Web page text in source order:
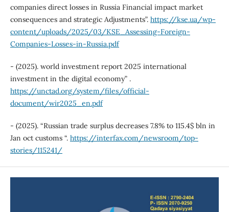
companies direct losses in Russia Financial impact market
consequences and strategic Adjustments”. https://kse.ua/wp-
content/uploads/2025/03/KSE_Assessing-Foreign-
Companies-Losses-in-Russia.pdf
- (2025). world investment report 2025 international
investment in the digital economy” .
https://unctad.org/system/files/official-
document/wir2025_en.pdf
- (2025). “Russian trade surplus decreases 7.8% to 115.4$ bln in
Jan oct customs “. https://interfax.com/newsroom/top-
stories/115241/